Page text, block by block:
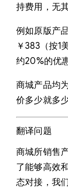
持费用，无
例如原版产
￥383（按1
约20%的优
商城产品均
价多少就多
翻译问题
商城所销售
了能够高效
态对接，我